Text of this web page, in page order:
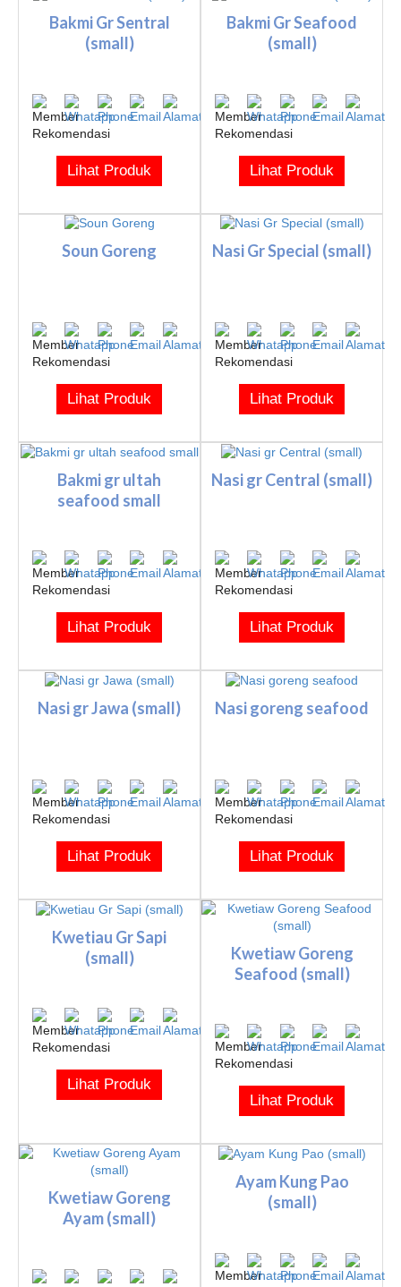
Bakmi Gr Sentral
(small)
Lihat Produk
Bakmi Gr Seafood
(small)
Lihat Produk
Soun Goreng
Lihat Produk
Nasi Gr Special (small)
Lihat Produk
Bakmi gr ultah
seafood small
Lihat Produk
Nasi gr Central (small)
Lihat Produk
Nasi gr Jawa (small)
Lihat Produk
Nasi goreng seafood
Lihat Produk
Kwetiau Gr Sapi
(small)
Lihat Produk
Kwetiaw Goreng
Seafood (small)
Lihat Produk
Kwetiaw Goreng
Ayam (small)
Ayam Kung Pao
(small)